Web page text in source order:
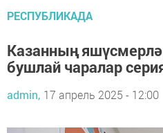
РЕСПУБЛИКАДА
Казанның
бушлай чаралар
admin, 17 апрель 2025 - 12:00